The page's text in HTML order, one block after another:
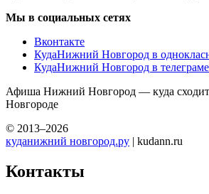
Мы в социальных сетях
Вконтакте
КудаНижний Новгород в
КудаНижний Новгород в телеграме
Афиша Нижний Новгород — куда
Новгороде
© 2013–2026
куданижний новгород.ру | kudann.ru
Контакты